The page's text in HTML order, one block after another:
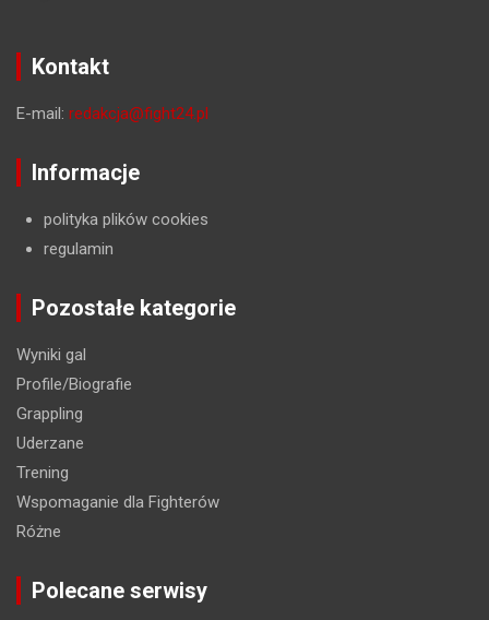
Kontakt
E-mail: redakcja@fight24.pl
Informacje
polityka plików cookies
regulamin
Pozostałe kategorie
Wyniki gal
Profile/Biografie
Grappling
Uderzane
Trening
Wspomaganie dla Fighterów
Różne
Polecane serwisy